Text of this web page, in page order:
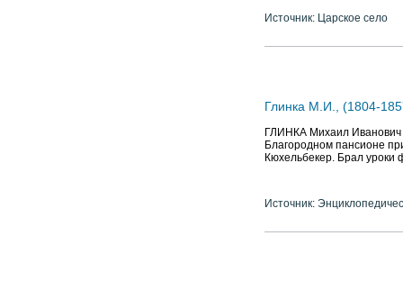
Источник: Царское село
Глинка М.И., (1804-
ГЛИНКА Михаил Иванович
Благородном пансионе
Кюхельбекер. Брал
Источник: